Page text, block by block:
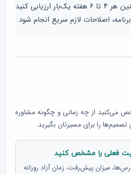
پرهزینه نجات دهد. همچنین هر ۴ تا ۶ هفته یک‌بار ارزیابی کنید
اصلاحات لازم سریع انجام شود.
می‌کنید از چه زمانی و چگونه مشاوره
تصمیم‌ها را برای مسیرتان بگیرید.
فعلی را مشخص کنید
میزان پیش‌رفت، زمان آزاد روزانه